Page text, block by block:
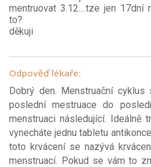
mentruovat 3.12....tze jen
to?
děkuji
Odpověď lékaře:
Dobrý den. Menstruační
poslední mestruace do
menstruaci následující. Ideálně
vynecháte jednu tabletu
toto krvácení se nazývá
menstruací. Pokud se vám to